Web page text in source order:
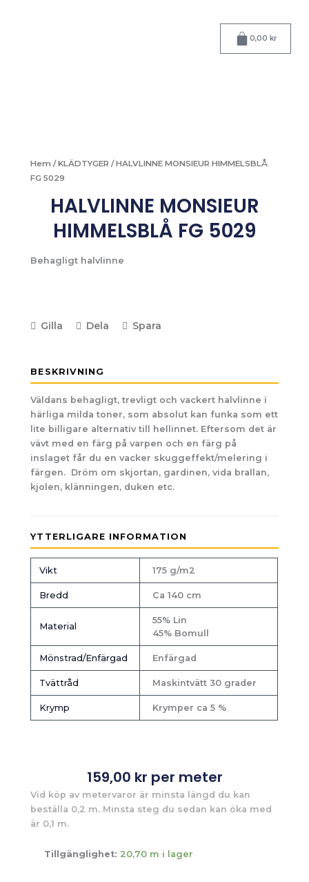
0,00 kr
Varukorg
Hem /KLÄDTYGER / HALVLINNE MONSIEUR HIMMELSBLÅ
FG 5029
HALVLINNE MONSIEUR
HIMMELSBLÅ FG 5029
Behagligt halvlinne
Gilla Dela Spara
BESKRIVNING
Väldans behagligt, trevligt och vackert halvlinne i
härliga milda toner, som absolut kan funka som ett
lite billigare alternativ till hellinnet. Eftersom det är
vävt med en färg på varpen och en färg på
inslaget får du en vacker skuggeffekt/melering i
färgen. Dröm om skjortan, gardinen, vida brallan,
kjolen, klänningen, duken etc.
YTTERLIGARE INFORMATION
Vikt 175 g/m2
Bredd Ca 140 cm
Material
55% Lin
45% Bomull
Mönstrad/Enfärgad Enfärgad
Tvättråd Maskintvätt 30 grader
Krymp Krymper ca 5 %
159,00 kr per meter
Vid köp av metervaror är minsta längd du kan
beställa 0,2 m. Minsta steg du sedan kan öka med
är 0,1 m.
Tillgänglighet: 20,70 m i lager